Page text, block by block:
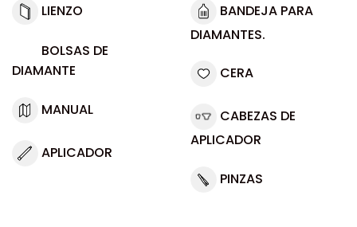
LIENZO
BOLSAS DE
DIAMANTE
MANUAL
APLICADOR
BANDEJA PARA
DIAMANTES.
CERA
CABEZAS DE
APLICADOR
PINZAS